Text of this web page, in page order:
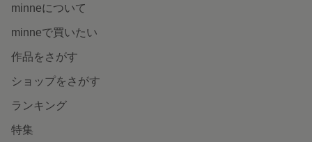
minneについて
minneで買いたい
作品をさがす
ショップをさがす
ランキング
特集